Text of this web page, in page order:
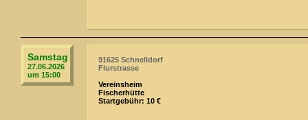
Samstag
27.06.2026
um 15:00
91625 Schnelldorf
Flurstrasse
Vereinsheim
Fischerhütte
Startgebühr: 10 €